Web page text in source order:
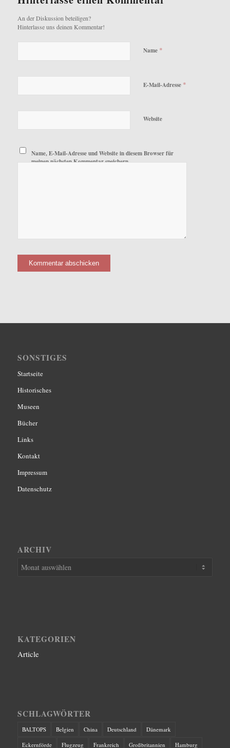
An der Diskussion beteiligen?
Hinterlasse uns deinen Kommentar!
Name *
E-Mail-Adresse *
Website
Name, E-Mail-Adresse und Website in diesem Browser für
meinen nächsten Kommentar speichern.
SONSTIGES
Startseite
Historisches
Museen
Bücher
Links
Kontakt
Impressum
Datenschutz
ARCHIV
KATEGORIEN
Article
SCHLAGWÖRTER
BALTOPS Belgien China Deutschland
Dänemark
Eckernförde
Flugzeug Frankreich Großbritannien Hamburg